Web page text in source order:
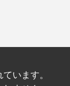
います。